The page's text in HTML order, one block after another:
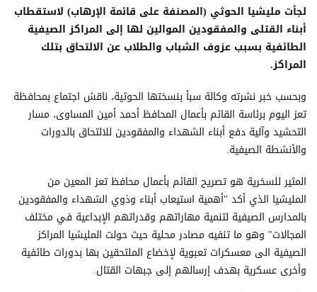
لجأت مليشيا الحوثي (المصنفة على قائمة الإرهاب) لاستقطاب
أبناء القتلى والمفقودين الموالين لها إلى المراكز الصيفية
الطائفية بسبب عزوف الشباب والطلاب عن الالتحاق بتلك
المراكز.
وبحسب خبر نشرته وكالة سبأ بنسختها الحوثية، ناقش اجتماع بمحافظة
تعز اليوم برئاسة القائم بأعمال المحافظ أحمد أمين المساوى، مسار
التحشيد وآلية دفع أبناء الشهداء والمفقودين للالتحاق بالدورات
والأنشطة الصيفية.
المثير للسخرية هو تصريح القائم بأعمال محافظ تعز المعين من
المليشيا الذي أكد "أهمية استيعاب أبناء وذوي الشهداء والمفقودين
بالمدارس الصيفية لتنمية مهاراتهم وقدراتهم الإبداعية في مختلف
المجالات" وهو ما تنفيه مصادر محلية حيث حولت المليشيا المراكز
الصيفية الى معسكرات تعبوية لإخضاع الملتحقين بها بدورات طائفية
وأخرى عسكرية بهدف إرسالهم إلى جبهات القتال.